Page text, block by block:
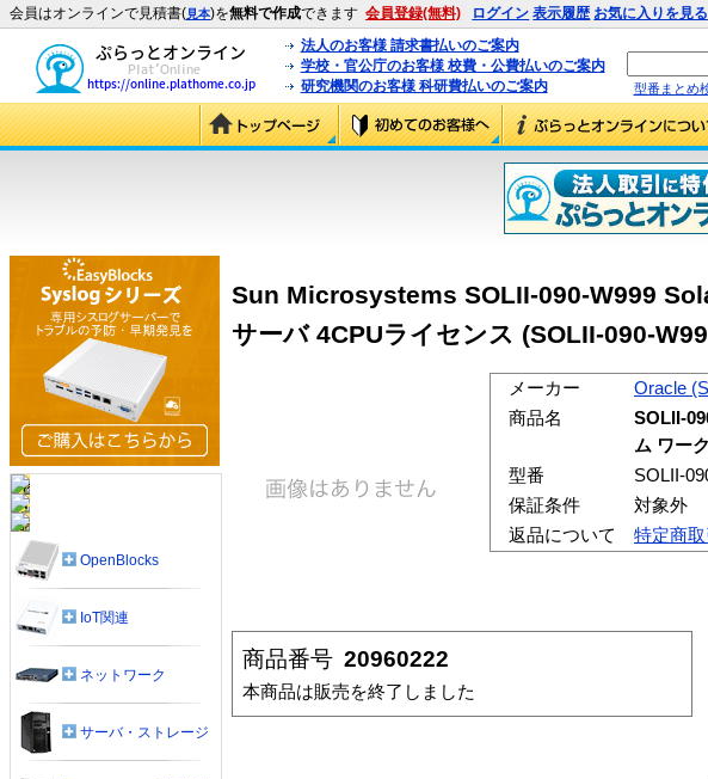
会員はオンラインで見積書(見本)を無料で作成できます 会員登録(無料) ログイン 表示履歴 お気に入りを見る
法人のお客様 請求書払いのご案内
学校・官公庁のお客様 校費・公費払いのご案内
研究機関のお客様 科研費払いのご案内
型番まとめ
Sun Microsystems SOLII-090-W999
サーバ 4CPUライセンス (SOLII-090-
メーカー
Oracle
商品名
SOLII-
ム ワー
型番
SOLII-
保証条件
対象外
返品について
特定商
商品番号 20960222
本商品は販売を終了しました
OpenBlocks
IoT関連
ネットワーク
サーバ・ストレージ